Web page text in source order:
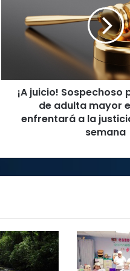
homicidio
en
Liberia
enfrentará
semana
¡A juicio! Sospechoso
de adulta mayor
enfrentará a la
semana